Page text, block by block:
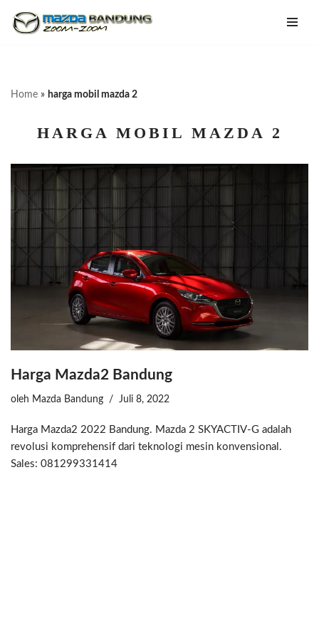
Home » harga mobil mazda 2
HARGA MOBIL MAZDA 2
Harga Mazda2 Bandung
oleh Mazda Bandung Juli 8, 2022
Harga Mazda2 2022 Bandung. Mazda 2 SKYACTIV-G adalah
revolusi komprehensif dari teknologi mesin konvensional.
Sales: 081299331414